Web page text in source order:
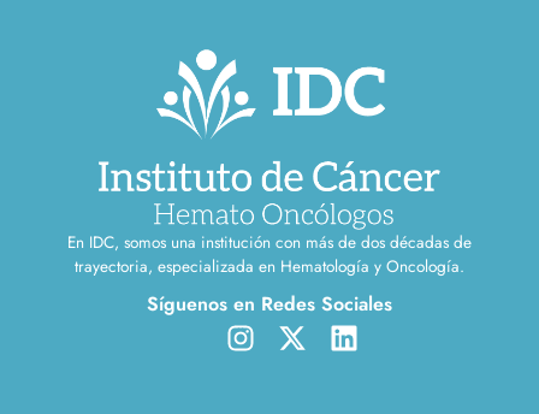
En IDC, somos una institución con más de dos décadas de
trayectoria, especializada en Hematología y Oncología.
Síguenos en Redes Sociales